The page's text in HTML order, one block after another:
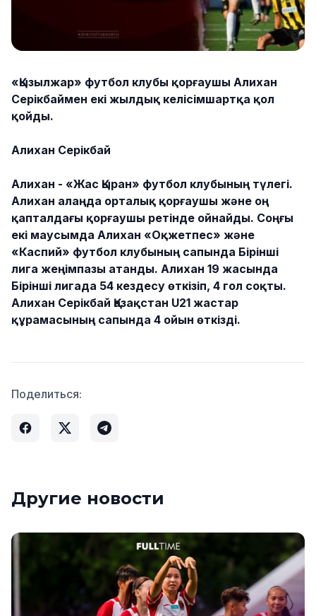
«Қызылжар» футбол клубы қорғаушы Алихан
Серікбаймен екі жылдық келісімшартқа қол
қойды.
Алихан Серікбай
Алихан - «Жас Қыран» футбол клубының түлегі.
Алихан алаңда орталық қорғаушы және оң
қапталдағы қорғаушы ретінде ойнайды. Соңғы
екі маусымда Алихан «Оқжетпес» және
«Каспий» футбол клубының сапында Бірінші
лига жеңімпазы атанды. Алихан 19 жасында
Бірінші лигада 54 кездесу өткізіп, 4 гол соқты.
Алихан Серікбай Қазақстан U21 жастар
құрамасының сапында 4 ойын өткізді.
Поделиться:
Другие новости